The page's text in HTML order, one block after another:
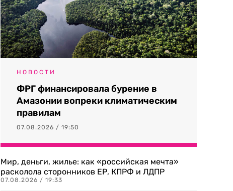
НОВОСТИ
ФРГ финансировала бурение в
Амазонии вопреки климатическим
правилам
07.08.2026 / 19:50
Мир, деньги, жилье: как «российская мечта»
расколола сторонников ЕР, КПРФ и ЛДПР
07.08.2026 / 19:33